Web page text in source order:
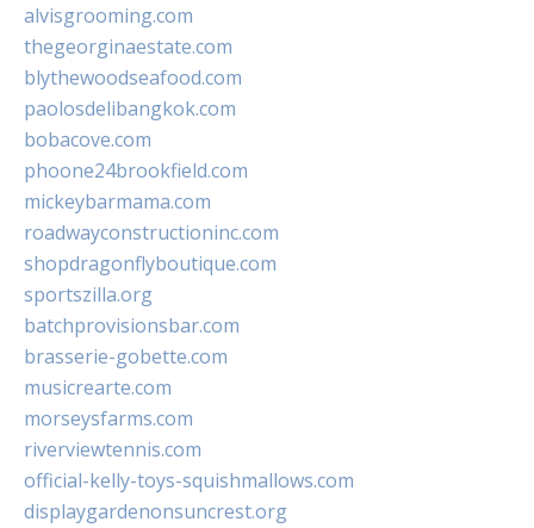
alvisgrooming.com
thegeorginaestate.com
blythewoodseafood.com
paolosdelibangkok.com
bobacove.com
phoone24brookfield.com
mickeybarmama.com
roadwayconstructioninc.com
shopdragonflyboutique.com
sportszilla.org
batchprovisionsbar.com
brasserie-gobette.com
musicrearte.com
morseysfarms.com
riverviewtennis.com
official-kelly-toys-squishmallows.com
displaygardenonsuncrest.org